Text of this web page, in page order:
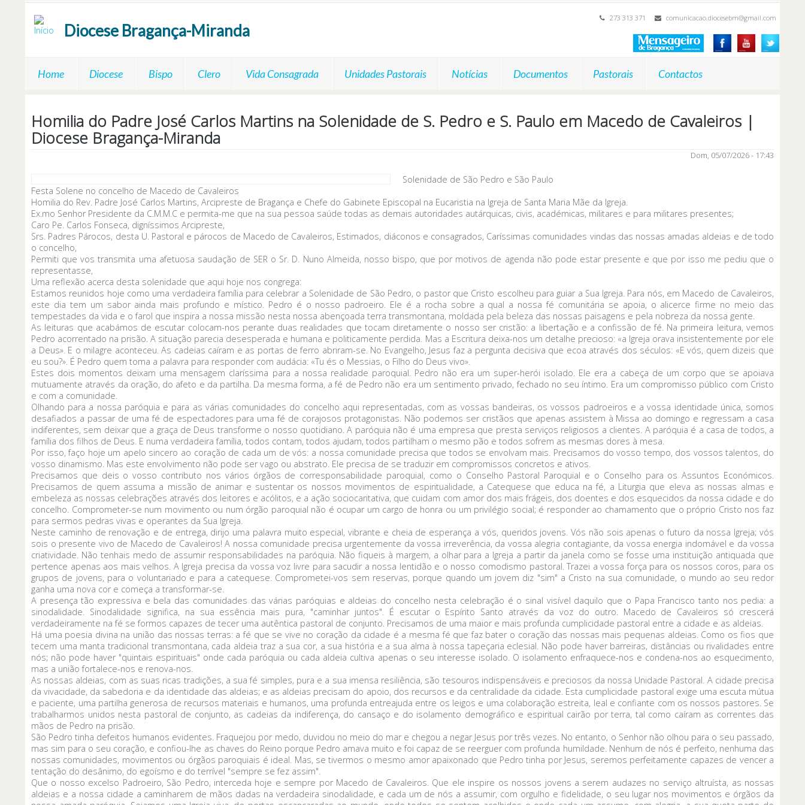
Diocese Bragança-Miranda
273 313 371 comunicacao.diocesebm@gmail.com
Home Diocese Bispo Clero Vida Consagrada Unidades Pastorais Notícias Documentos Pastorais Contactos
Homilia do Padre José Carlos Martins na Solenidade de S. Pedro e S. Paulo em Macedo de Cavaleiros |
Diocese Bragança-Miranda
Dom, 05/07/2026 - 17:43
Solenidade de São Pedro e São Paulo
Festa Solene no concelho de Macedo de Cavaleiros
Homilia do Rev. Padre José Carlos Martins, Arcipreste de Bragança e Chefe do Gabinete Episcopal na Eucaristia na Igreja de Santa Maria Mãe da Igreja.
Ex.mo Senhor Presidente da C.M.M.C e permita-me que na sua pessoa saúde todas as demais autoridades autárquicas, civis, académicas, militares e para militares presentes;
Caro Pe. Carlos Fonseca, digníssimos Arcipreste,
Srs. Padres Párocos, desta U. Pastoral e párocos de Macedo de Cavaleiros, Estimados, diáconos e consagrados, Caríssimas comunidades vindas das nossas amadas aldeias e de todo
o concelho,
Permiti que vos transmita uma afetuosa saudação de SER o Sr. D. Nuno Almeida, nosso bispo, que por motivos de agenda não pode estar presente e que por isso me pediu que o
representasse,
Uma reflexão acerca desta solenidade que aqui hoje nos congrega:
Estamos reunidos hoje como uma verdadeira família para celebrar a Solenidade de São Pedro, o pastor que Cristo escolheu para guiar a Sua Igreja. Para nós, em Macedo de Cavaleiros,
este dia tem um sabor ainda mais profundo e místico. Pedro é o nosso padroeiro. Ele é a rocha sobre a qual a nossa fé comunitária se apoia, o alicerce firme no meio das
tempestades da vida e o farol que inspira a nossa missão nesta nossa abençoada terra transmontana, moldada pela beleza das nossas paisagens e pela nobreza da nossa gente.
As leituras que acabámos de escutar colocam-nos perante duas realidades que tocam diretamente o nosso ser cristão: a libertação e a confissão de fé. Na primeira leitura, vemos
Pedro acorrentado na prisão. A situação parecia desesperada e humana e politicamente perdida. Mas a Escritura deixa-nos um detalhe precioso: «a Igreja orava insistentemente por ele
a Deus». E o milagre aconteceu. As cadeias caíram e as portas de ferro abriram-se. No Evangelho, Jesus faz a pergunta decisiva que ecoa através dos séculos: «E vós, quem dizeis que
eu sou?». É Pedro quem toma a palavra para responder com audácia: «Tu és o Messias, o Filho do Deus vivo».
Estes dois momentos deixam uma mensagem claríssima para a nossa realidade paroquial. Pedro não era um super-herói isolado. Ele era a cabeça de um corpo que se apoiava
mutuamente através da oração, do afeto e da partilha. Da mesma forma, a fé de Pedro não era um sentimento privado, fechado no seu íntimo. Era um compromisso público com Cristo
e com a comunidade.
Olhando para a nossa paróquia e para as várias comunidades do concelho aqui representadas, com as vossas bandeiras, os vossos padroeiros e a vossa identidade única, somos
desafiados a passar de uma fé de espectadores para uma fé de corajosos protagonistas. Não podemos ser cristãos que apenas assistem à Missa ao domingo e regressam a casa
indiferentes, sem deixar que a graça de Deus transforme o nosso quotidiano. A paróquia não é uma empresa que presta serviços religiosos a clientes. A paróquia é a casa de todos, a
família dos filhos de Deus. E numa verdadeira família, todos contam, todos ajudam, todos partilham o mesmo pão e todos sofrem as mesmas dores à mesa.
Por isso, faço hoje um apelo sincero ao coração de cada um de vós: a nossa comunidade precisa que todos se envolvam mais. Precisamos do vosso tempo, dos vossos talentos, do
vosso dinamismo. Mas este envolvimento não pode ser vago ou abstrato. Ele precisa de se traduzir em compromissos concretos e ativos.
Precisamos que deis o vosso contributo nos vários órgãos de corresponsabilidade paroquial, como o Conselho Pastoral Paroquial e o Conselho para os Assuntos Económicos.
Precisamos de quem assuma a missão de animar e sustentar os nossos movimentos de espiritualidade, a Catequese que educa na fé, a Liturgia que eleva as nossas almas e
embeleza as nossas celebrações através dos leitores e acólitos, e a ação sociocaritativa, que cuidam com amor dos mais frágeis, dos doentes e dos esquecidos da nossa cidade e do
concelho. Comprometer-se num movimento ou num órgão paroquial não é ocupar um cargo de honra ou um privilégio social; é responder ao chamamento que o próprio Cristo nos faz
para sermos pedras vivas e operantes da Sua Igreja.
Neste caminho de renovação e de entrega, dirijo uma palavra muito especial, vibrante e cheia de esperança a vós, queridos jovens. Vós não sois apenas o futuro da nossa Igreja; vós
sois o presente vivo de Macedo de Cavaleiros! A nossa comunidade precisa urgentemente da vossa irreverência, da vossa alegria contagiante, da vossa energia indomável e da vossa
criatividade. Não tenhais medo de assumir responsabilidades na paróquia. Não fiqueis à margem, a olhar para a Igreja a partir da janela como se fosse uma instituição antiquada que
pertence apenas aos mais velhos. A Igreja precisa da vossa voz livre para sacudir a nossa lentidão e o nosso comodismo pastoral. Trazei a vossa força para os nossos coros, para os
grupos de jovens, para o voluntariado e para a catequese. Comprometei-vos sem reservas, porque quando um jovem diz "sim" a Cristo na sua comunidade, o mundo ao seu redor
ganha uma nova cor e começa a transformar-se.
A presença tão expressiva e bela das comunidades das várias paróquias e aldeias do concelho nesta celebração é o sinal visível daquilo que o Papa Francisco tanto nos pedia: a
sinodalidade. Sinodalidade significa, na sua essência mais pura, "caminhar juntos". É escutar o Espírito Santo através da voz do outro. Macedo de Cavaleiros só crescerá
verdadeiramente na fé se formos capazes de tecer uma autêntica pastoral de conjunto. Precisamos de uma maior e mais profunda cumplicidade pastoral entre a cidade e as aldeias.
Há uma poesia divina na união das nossas terras: a fé que se vive no coração da cidade é a mesma fé que faz bater o coração das nossas mais pequenas aldeias. Como os fios que
tecem uma manta tradicional transmontana, cada aldeia traz a sua cor, a sua história e a sua alma à nossa tapeçaria eclesial. Não pode haver barreiras, distâncias ou rivalidades entre
nós; não pode haver "quintais espirituais" onde cada paróquia ou cada aldeia cultiva apenas o seu interesse isolado. O isolamento enfraquece-nos e condena-nos ao esquecimento,
mas a união fortalece-nos e renova-nos.
As nossas aldeias, com as suas ricas tradições, a sua fé simples, pura e a sua imensa resiliência, são tesouros indispensáveis e preciosos da nossa Unidade Pastoral. A cidade precisa
da vivacidade, da sabedoria e da identidade das aldeias; e as aldeias precisam do apoio, dos recursos e da centralidade da cidade. Esta cumplicidade pastoral exige uma escuta mútua
e paciente, uma partilha generosa de recursos materiais e humanos, uma profunda entreajuda entre os leigos e uma colaboração estreita, leal e confiante com os nossos pastores. Se
trabalharmos unidos nesta pastoral de conjunto, as cadeias da indiferença, do cansaço e do isolamento demográfico e espiritual cairão por terra, tal como caíram as correntes das
mãos de Pedro na prisão.
São Pedro tinha defeitos humanos evidentes. Fraquejou por medo, duvidou no meio do mar e chegou a negar Jesus por três vezes. No entanto, o Senhor não olhou para o seu passado,
mas sim para o seu coração, e confiou-lhe as chaves do Reino porque Pedro amava muito e foi capaz de se reerguer com profunda humildade. Nenhum de nós é perfeito, nenhuma das
nossas comunidades, movimentos ou órgãos paroquiais é ideal. Mas, se tivermos o mesmo amor apaixonado que Pedro tinha por Jesus, seremos perfeitamente capazes de vencer a
tentação do desânimo, do egoísmo e do terrível "sempre se fez assim".
Que o nosso excelso Padroeiro, São Pedro, interceda hoje e sempre por Macedo de Cavaleiros. Que ele inspire os nossos jovens a serem audazes no serviço altruísta, as nossas
aldeias e a nossa cidade a caminharem de mãos dadas na verdadeira sinodalidade, e cada um de nós a assumir, com orgulho e fidelidade, o seu lugar nos movimentos e órgãos da